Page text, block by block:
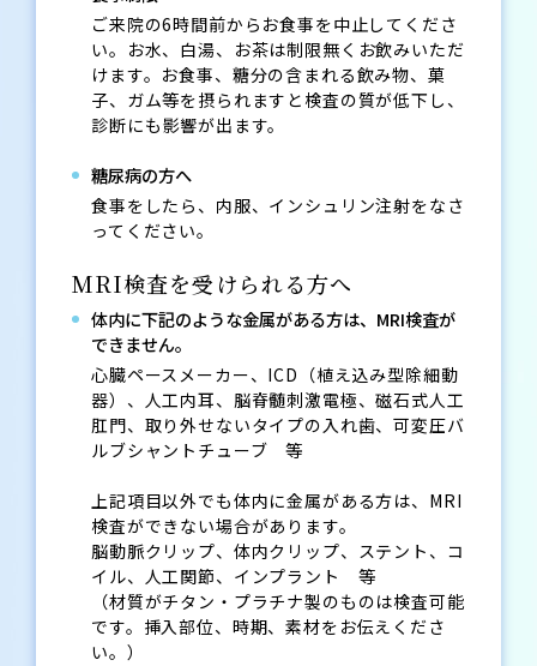
ご来院の6時間前からお食事を中止してくださ
い。お水、白湯、お茶は制限無くお飲みいただ
けます。お食事、糖分の含まれる飲み物、菓
子、ガム等を摂られますと検査の質が低下し、
診断にも影響が出ます。
糖尿病の方へ
食事をしたら、内服、インシュリン注射をなさ
ってください。
MRI検査を受けられる方へ
体内に下記のような金属がある方は、MRI検査が
できません。
心臓ペースメーカー、ICD（植え込み型除細動
器）、人工内耳、脳脊髄刺激電極、磁石式人工
肛門、取り外せないタイプの入れ歯、可変圧バ
ルブシャントチューブ 等
上記項目以外でも体内に金属がある方は、MRI
検査ができない場合があります。
脳動脈クリップ、体内クリップ、ステント、コ
イル、人工関節、インプラント 等
（材質がチタン・プラチナ製のものは検査可能
です。挿入部位、時期、素材をお伝えくださ
い。）